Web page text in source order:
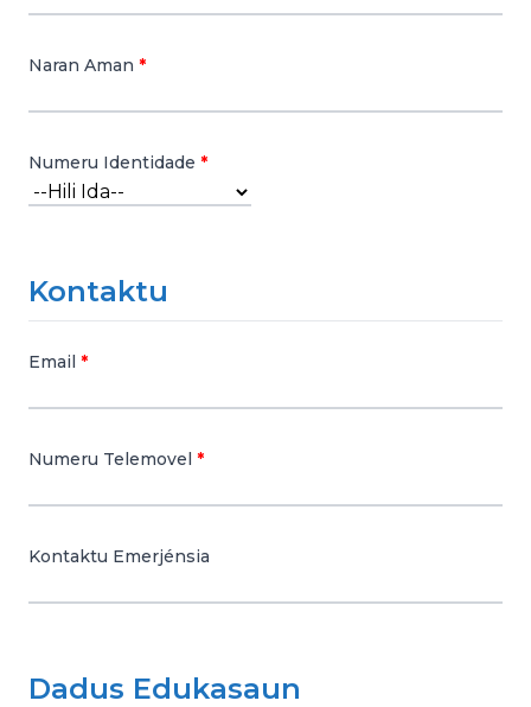
Naran Aman
Numeru Identidade
Kontaktu
Email
Numeru Telemovel
Kontaktu Emerjénsia
Dadus Edukasaun